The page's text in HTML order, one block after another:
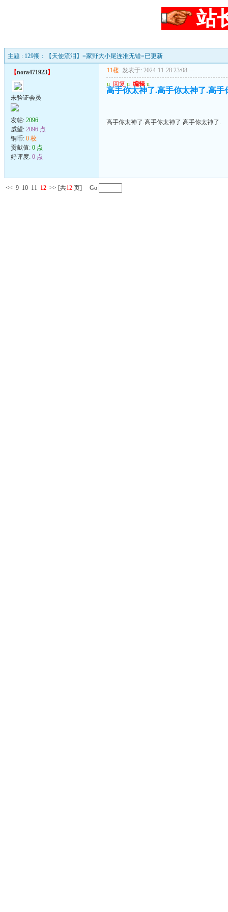
站
主题 : 129期：【天使流泪】=家野大小尾连准无错=已更新
【nora471923】
未验证会员
发帖: 2096
威望: 2096 点
铜币: 0 枚
贡献值: 0 点
好评度: 0 点
11楼 发表于: 2024-11-28 23:08 ---
u 回复 u 编辑 u
高手你太神了.高手你太神了.高手
高手你太神了.高手你太神了.高手你太神了.
<< 9 10 11 12 >> [共12 页] Go